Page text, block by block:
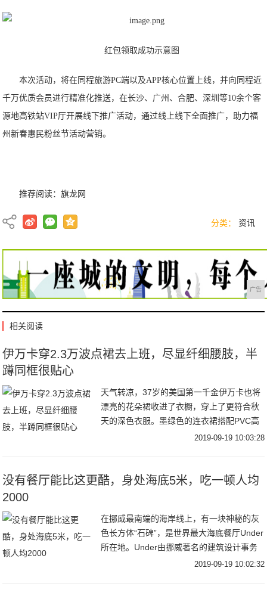
红包领取成功示意图
本次活动，将在同程旅游PC端以及APP核心位置上线，并向同程近
千万优质会员进行精准化推送，在长沙、广州、合肥、深圳等10余个客
源地高铁站VIP厅开展线下推广活动，通过线上线下全面推广，助力福
州新春惠民粉丝节活动营销。
推荐阅读：旗龙网
分类： 资讯
广告
相关阅读
伊万卡穿2.3万波点裙去上班，尽显纤细腰肢，半
蹲同框很贴心
天气转凉，37岁的美国第一千金伊万卡也将
漂亮的花朵裙收进了衣橱，穿上了更符合秋
天的深色衣服。墨绿色的连衣裙搭配PVC高
跟鞋，受到了时尚评论的交口称赞，而裙摆
2019-09-19 10:03:28
没有餐厅能比这更酷，身处海底5米，吃一顿人均
2000
在挪威最南端的海岸线上，有一块神秘的灰
色长方体“石碑”，是世界最大海底餐厅Under
所在地。Under由挪威著名的建筑设计事务
所Snøhetta 操刀设计。建筑内底部还有一整
2019-09-19 10:02:32